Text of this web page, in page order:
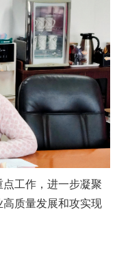
工作，进一步凝聚
质量发展和攻实现